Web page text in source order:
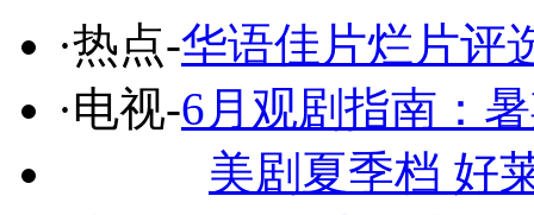
·热点-华语佳片烂片评
·电视-6月观剧指南：
美剧夏季档 好